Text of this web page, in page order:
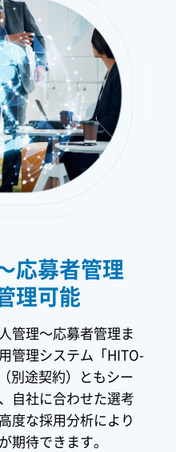
応募者管理
理可能
管理～応募者管理ま
管理システム「HITO-
別途契約）ともシー
自社に合わせた選考
度な採用分析により
期待できます。